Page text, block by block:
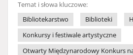
Temat i słowa kluczowe:
Bibliotekarstwo
Biblioteki
Konkursy i festiwale artystyczne
Otwarty Międzynarodowy Konkurs